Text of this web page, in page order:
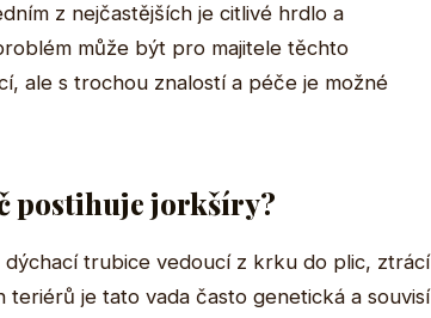
z nejčastějších je citlivé hrdlo a
může být pro majitele těchto
ale s trochou znalostí a péče je možné
postihuje jorkšíry?
trubice vedoucí z krku do plic, ztrácí
je tato vada často genetická a souvisí